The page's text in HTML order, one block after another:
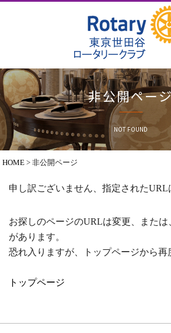
非公開ペー
NOT FOUND
HOME >非公開ページ
申し訳ございません、指定されたURL
お探しのページのURLは変更、また
があります。
恐れ入りますが、トップページから再
トップページ